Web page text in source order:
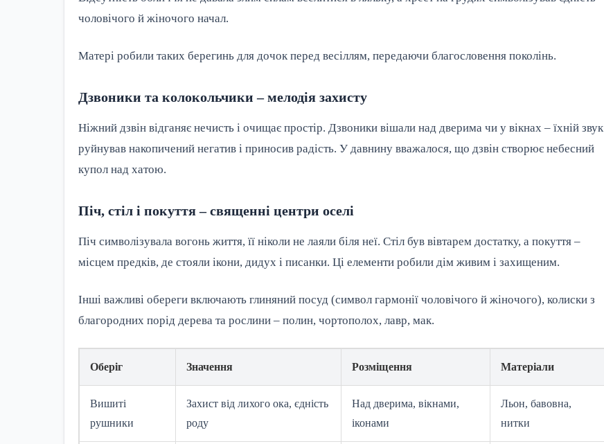
чоловічого й жіночого начал.
Матері робили таких берегинь для дочок перед весіллям, передаючи благословення поколінь.
Дзвоники та колокольчики – мелодія захисту
Ніжний дзвін відганяє нечисть і очищає простір. Дзвоники вішали над дверима чи у вікнах – їхній звук
руйнував накопичений негатив і приносив радість. У давнину вважалося, що дзвін створює небесний
купол над хатою.
Піч, стіл і покуття – священні центри оселі
Піч символізувала вогонь життя, її ніколи не лаяли біля неї. Стіл був вівтарем достатку, а покуття –
місцем предків, де стояли ікони, дидух і писанки. Ці елементи робили дім живим і захищеним.
Інші важливі обереги включають глиняний посуд (символ гармонії чоловічого й жіночого), колиски з
благородних порід дерева та рослини – полин, чортополох, лавр, мак.
Оберіг Значення Розміщення Матеріали
Вишиті
рушники
Захист від лихого ока, єдність
роду
Над дверима, вікнами,
іконами
Льон, бавовна,
нитки